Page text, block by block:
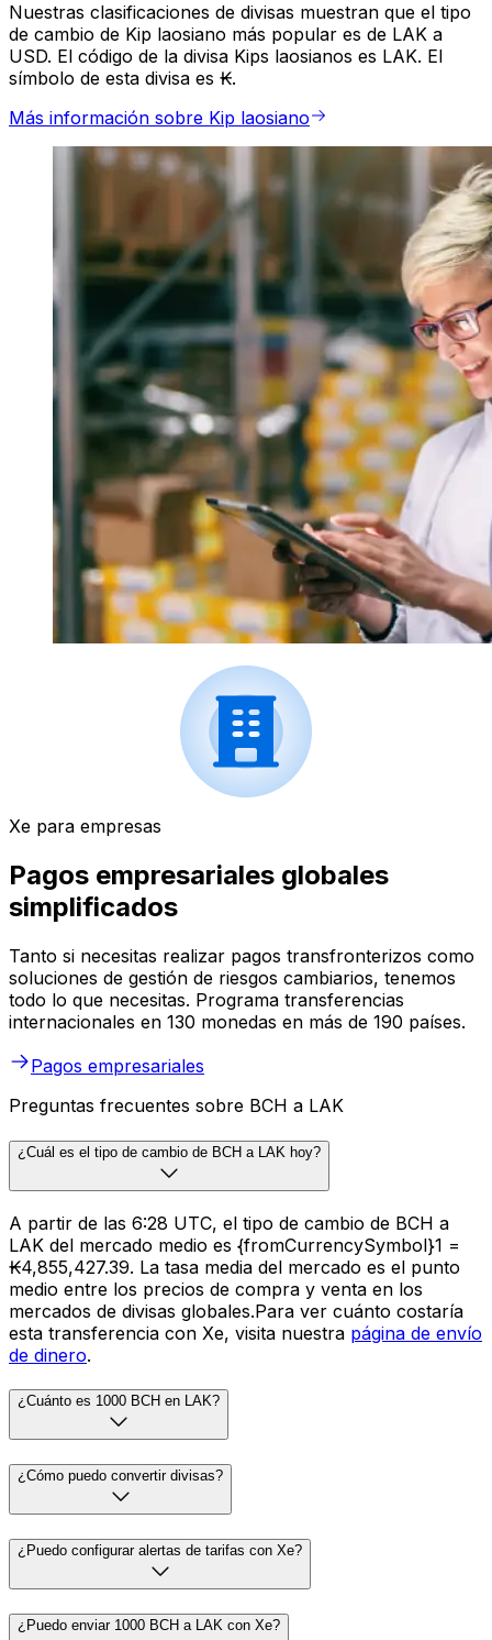
Nuestras clasificaciones de divisas muestran que el tipo
de cambio de Kip laosiano más popular es de LAK a
USD. El código de la divisa Kips laosianos es LAK. El
símbolo de esta divisa es ₭.
Más información sobre Kip laosiano
Xe para empresas
Pagos empresariales globales
simplificados
Tanto si necesitas realizar pagos transfronterizos como
soluciones de gestión de riesgos cambiarios, tenemos
todo lo que necesitas. Programa transferencias
internacionales en 130 monedas en más de 190 países.
Pagos empresariales
Preguntas frecuentes sobre BCH a LAK
¿Cuál es el tipo de cambio de BCH a LAK hoy?
A partir de las 6:28 UTC, el tipo de cambio de BCH a
LAK del mercado medio es {fromCurrencySymbol}1 =
₭4,855,427.39. La tasa media del mercado es el punto
medio entre los precios de compra y venta en los
mercados de divisas globales.Para ver cuánto costaría
esta transferencia con Xe, visita nuestra página de envío
de dinero.
¿Cuánto es 1000 BCH en LAK?
¿Cómo puedo convertir divisas?
¿Puedo configurar alertas de tarifas con Xe?
¿Puedo enviar 1000 BCH a LAK con Xe?